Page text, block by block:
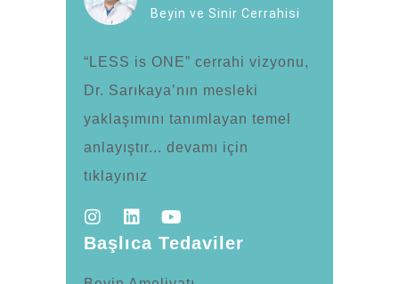
Beyin ve Sinir Cerrahisi
“LESS is ONE” cerrahi vizyonu,
Dr. Sarıkaya’nın mesleki
yaklaşımını tanımlayan temel
anlayıştır... devamı için
tıklayınız
Başlıca Tedaviler